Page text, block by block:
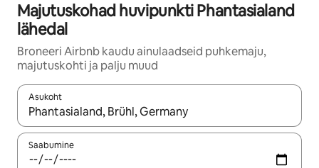
Majutuskohad huvipunkti Phantasialand
lähedal
Broneeri Airbnb kaudu ainulaadseid puhkemaju,
majutuskohti ja palju muud
Asukoht
Kui tulemused on kuvatud, liigu ekraanil nooleklahvidega või
Saabumine